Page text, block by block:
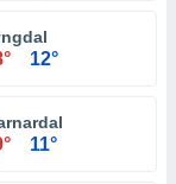
12°
11°